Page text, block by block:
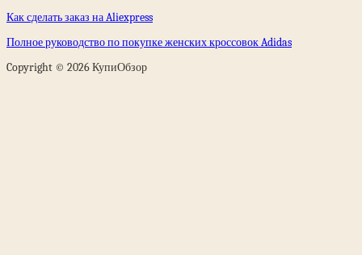
Как сделать заказ на Aliexpress
Полное руководство по покупке женских кроссовок Adidas
Copyright © 2026 КупиОбзор